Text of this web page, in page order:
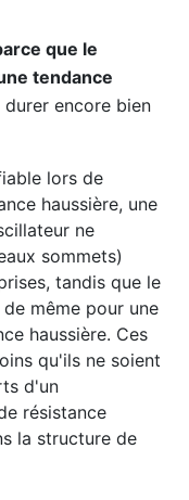
que le
tendance
encore bien
lors de
haussière, une
ne
sommets)
tandis que le
même pour une
haussière. Ces
qu'ils ne soient
d'un
résistance
la structure de